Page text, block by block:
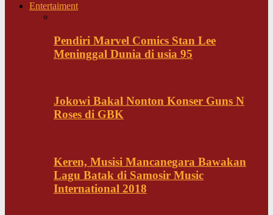
Entertaiment
Pendiri Marvel Comics Stan Lee
Meninggal Dunia di usia 95
Jokowi Bakal Nonton Konser Guns N
Roses di GBK
Keren, Musisi Mancanegara Bawakan
Lagu Batak di Samosir Music
International 2018